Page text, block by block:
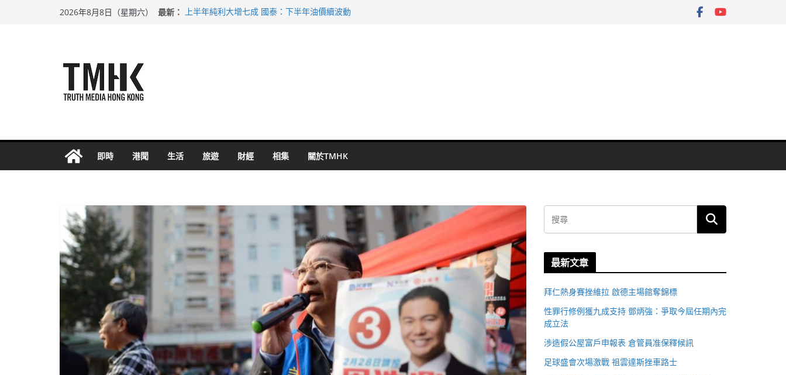
2026年8月8日（星期六） 最新：
上半年純利大增七成 國泰：下半年油價續波動
即時 港聞 生活 旅遊 財經 相集 關於TMHK
最新文章
拜仁熱身賽挫維拉 啟德主場館奪錦標
性罪行修例獲九成支持 鄧炳強：爭取今屆任期內完
成立法
涉造假公屋富戶申報表 倉管員准保釋候訊
足球盛會次場激戰 祖雲達斯挫車路士